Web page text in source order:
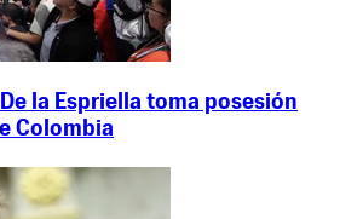
la Espriella toma posesión
Colombia